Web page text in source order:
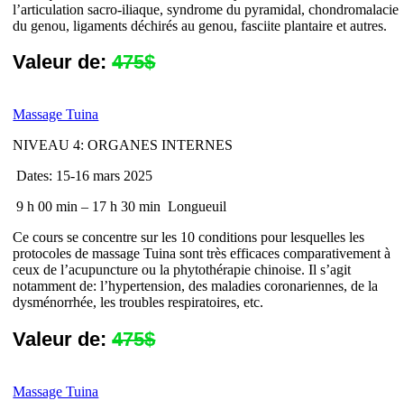
l’articulation sacro-iliaque, syndrome du pyramidal, chondromalacie
du genou, ligaments déchirés au genou, fasciite plantaire et autres.
Valeur de:475$
Massage Tuina
NIVEAU 4: ORGANES INTERNES
Dates: 15-16 mars 2025
9 h 00 min – 17 h 30 min Longueuil
Ce cours se concentre sur les 10 conditions pour lesquelles les
protocoles de massage Tuina sont très efficaces comparativement à
ceux de l’acupuncture ou la phytothérapie chinoise. Il s’agit
notamment de: l’hypertension, des maladies coronariennes, de la
dysménorrhée, les troubles respiratoires, etc.
Valeur de:475$
Massage Tuina